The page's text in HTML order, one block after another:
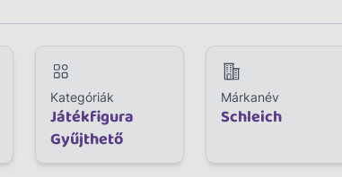
Kategóriák
Játékfigura
Gyűjthető
Márkanév
Schleich